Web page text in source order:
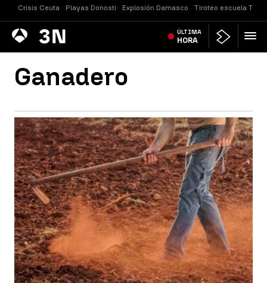
Crisis Ceuta Playas Donosti Explosión Damasco Tiroteo escuela
Antena
3 Noticias ÚLTIMA
HORA
Ganadero